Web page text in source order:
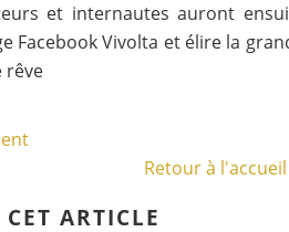
et internautes auront
Facebook Vivolta et élire la
rêve
Retour à l'accueil
ARTICLE